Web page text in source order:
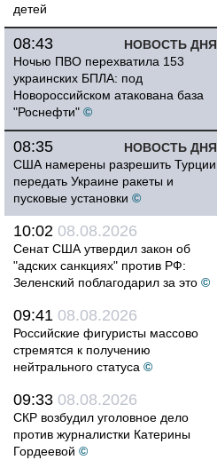
детей
НОВОСТЬ ДНЯ
08:43
Ночью ПВО перехватила 153
украинских БПЛА: под
Новороссийском атакована база
"Роснефти" ©
НОВОСТЬ ДНЯ
08:35
США намерены разрешить Турции
передать Украине ракеты и
пусковые установки ©
10:02 08.08.2026
Сенат США утвердил закон об
"адских санкциях" против РФ:
Зеленский поблагодарил за это ©
09:41 08.08.2026
Российские фигуристы массово
стремятся к получению
нейтрального статуса ©
09:33 08.08.2026
СКР возбудил уголовное дело
против журналистки Катерины
Гордеевой ©